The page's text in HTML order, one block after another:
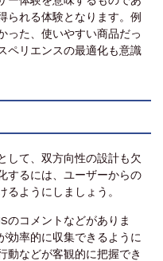
られる体験となります。例
った、使いやすい商品だっ
ペリエンスの最適化も意識
して、双方向性の設計も欠
するには、ユーザーからの
ようにしましょう。
のコメントなどがありま
効率的に収集できるように
動などが客観的に把握でき